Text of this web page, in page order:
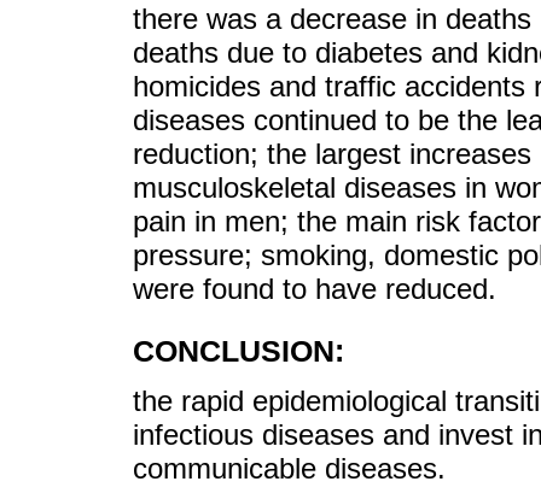
there was a decrease in
deaths due to diabetes and
homicides and traffic accidents
diseases continued to be the
reduction; the largest
musculoskeletal diseases in
pain in men; the main risk
pressure; smoking, domestic
were found to have reduced.
CONCLUSION:
the rapid epidemiological
infectious diseases and invest
communicable diseases.